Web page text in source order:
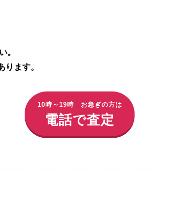
。
ます。
10時～19時 お急ぎの方は
電話で査定